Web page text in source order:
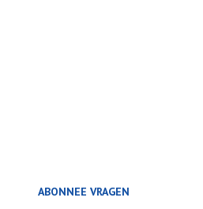
ABONNEE VRAGEN